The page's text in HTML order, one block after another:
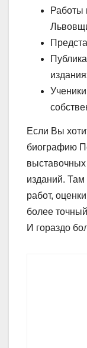
Работы
Если Вы
биографию
выставочных
изданий. Там
работ,
более
И гораздо